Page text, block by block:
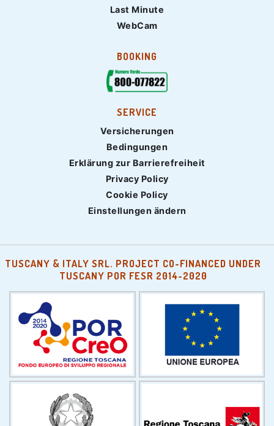
Last Minute
WebCam
BOOKING
SERVICE
Versicherungen
Bedingungen
Erklärung zur Barrierefreiheit
Privacy Policy
Cookie Policy
Einstellungen ändern
TUSCANY & ITALY SRL. PROJECT CO-FINANCED UNDER
TUSCANY POR FESR 2014-2020